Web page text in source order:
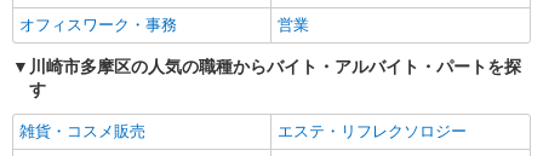
同じ職種から求人を探す
販売・接客サービス
コンビニ・スーパー
同じ特徴から求人を探す
オフィスワーク・事務
営業
川崎市多摩区の人気の職種からバイト・アルバイト・パートを探
す
雑貨・コスメ販売
エステ・リフレクソロジー